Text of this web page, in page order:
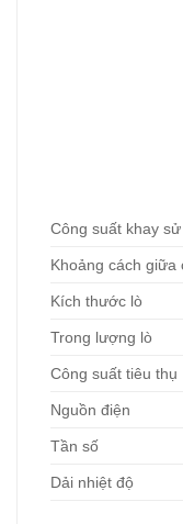
Công suất khay
Khoảng cách giữa
Kích thước lò
Trong lượng lò
Công suất tiêu thụ
Nguồn điện
Tần số
Dải nhiệt độ